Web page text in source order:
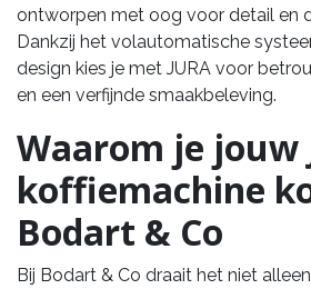
ontworpen met oog voor detail en
Dankzij het volautomatische
design kies je met JURA voor
en een verfijnde smaakbeleving.
Waarom je jouw
koffiemachine
Bodart & Co
Bij Bodart & Co draait het niet